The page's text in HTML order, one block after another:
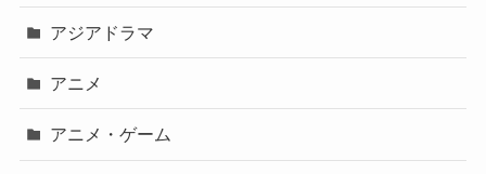
アジアドラマ
アニメ
アニメ・ゲーム